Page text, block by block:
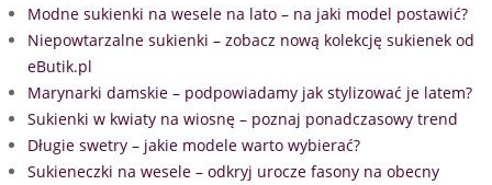
Modne sukienki na wesele na lato – na jaki model postawić?
Niepowtarzalne sukienki – zobacz nową kolekcję sukienek od
eButik.pl
Marynarki damskie – podpowiadamy jak stylizować je latem?
Sukienki w kwiaty na wiosnę – poznaj ponadczasowy trend
Długie swetry – jakie modele warto wybierać?
Sukieneczki na wesele – odkryj urocze fasony na obecny